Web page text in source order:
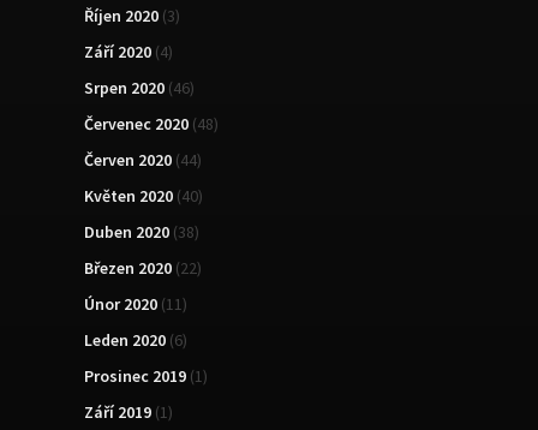
Říjen 2020 (3)
Září 2020 (4)
Srpen 2020 (46)
Červenec 2020 (48)
Červen 2020 (44)
Květen 2020 (40)
Duben 2020 (38)
Březen 2020 (22)
Únor 2020 (11)
Leden 2020 (6)
Prosinec 2019 (1)
Září 2019 (1)